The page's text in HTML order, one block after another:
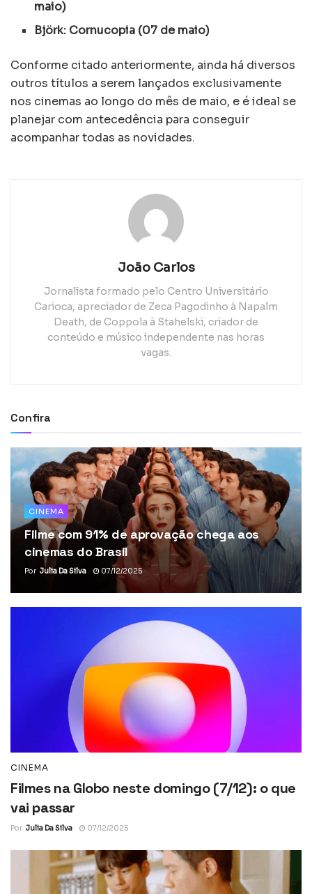
maio)
Björk: Cornucopia (07 de maio)
Conforme citado anteriormente, ainda há diversos
outros títulos a serem lançados exclusivamente
nos cinemas ao longo do mês de maio, e é ideal se
planejar com antecedência para conseguir
acompanhar todas as novidades.
João Carlos
Jornalista formado pelo Centro Universitário
Carioca, apreciador de Zeca Pagodinho à Napalm
Death, de Coppola à Stahelski, criador de
conteúdo e músico independente nas horas
vagas.
Confira
CINEMA
Filme com 91% de aprovação chega aos
cinemas do Brasil
Por Julia Da Silva 07/12/2025
CINEMA
Filmes na Globo neste domingo (7/12): o que
vai passar
Por Julia Da Silva 07/12/2025